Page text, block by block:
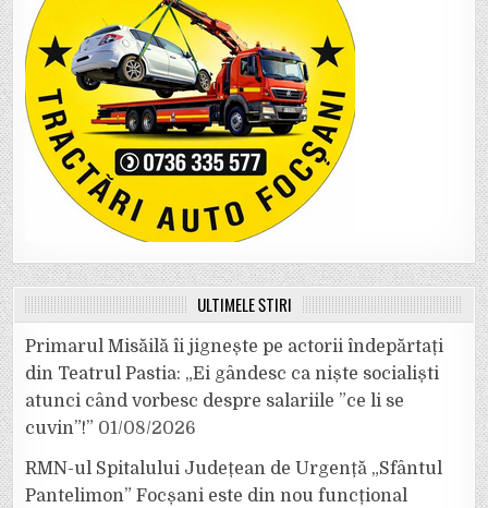
ULTIMELE ȘTIRI
Primarul Misăilă îi jignește pe actorii îndepărtați
din Teatrul Pastia: „Ei gândesc ca niște socialiști
atunci când vorbesc despre salariile ”ce li se
cuvin”!” 01/08/2026
RMN-ul Spitalului Județean de Urgență „Sfântul
Pantelimon” Focșani este din nou funcțional